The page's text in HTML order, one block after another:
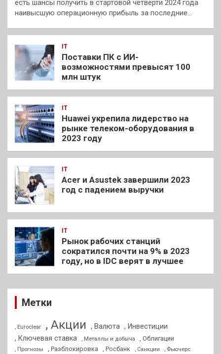
есть шансы получить в стартовой четверти 2024 года
наивысшую операционную прибыль за последние…
IT
Поставки ПК с ИИ-
возможностями превысят 100
млн штук
IT
Huawei укрепила лидерство на
рынке телеком-оборудования в
2023 году
IT
Acer и Asustek завершили 2023
год с падением выручки
IT
Рынок рабочих станций
сократился почти на 9% в 2023
году, но в IDC верят в лучшее
Метки
, Euroclear , Акции , Валюта
, Инвестиции
, Ключевая ставка
, Металлы и добыча , Облигации
, Прогнозы , Разблокировка , Росбанк , Санкции , Фьючерс